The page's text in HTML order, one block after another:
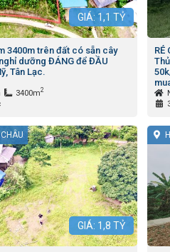
GIÁ: 1,1 TỶ
3400m trên đất có sẵn cây
dưỡng ĐÁNG để ĐẦU
Tân Lạc.
3400m2
RẺ
GIÁ: 1,8 TỶ